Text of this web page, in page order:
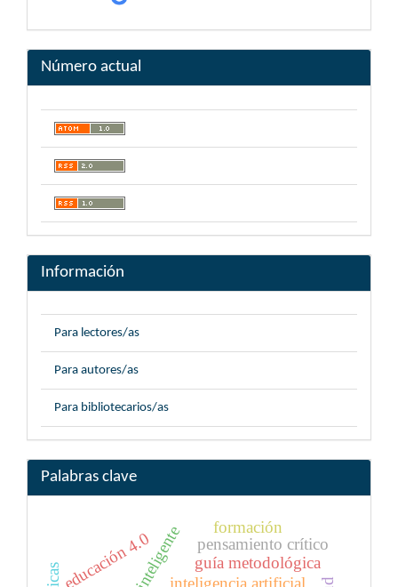
Número actual
Información
Para lectores/as
Para autores/as
Para bibliotecarios/as
Palabras clave
inteligencia artificial
guía metodológica
educación 4.0 pensamiento crítico
formación